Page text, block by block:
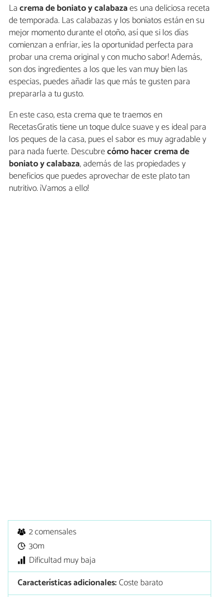
Lacrema de boniato y calabazaes una deliciosa receta
de temporada. Las calabazas y los boniatos están en su
mejor momento durante el otoño, así que si los días
comienzan a enfriar, ¡es la oportunidad perfecta para
probar una crema original y con mucho sabor! Además,
son dos ingredientes a los que les van muy bien las
especias, puedes añadir las que más te gusten para
prepararla a tu gusto.
En este caso, esta crema que te traemos en
RecetasGratis tiene un toque dulce suave y es ideal para
los peques de la casa, pues el sabor es muy agradable y
para nada fuerte. Descubrecómo hacer crema de
boniato y calabaza, además de las propiedades y
beneficios que puedes aprovechar de este plato tan
nutritivo. ¡Vamos a ello!
2 comensales
30m
Dificultad muy baja
Características adicionales:Coste barato